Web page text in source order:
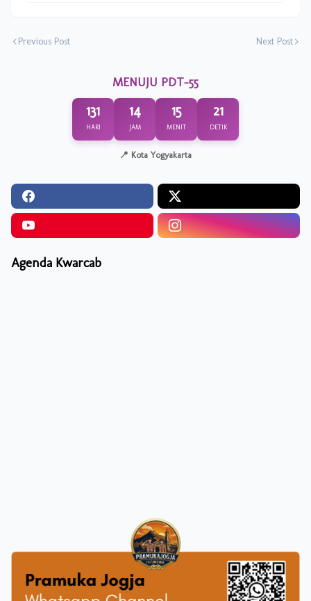
Previous Post Next Post
MENUJU PDT-55
131
HARI
14
JAM
15
MENIT
21
DETIK
📍 Kota Yogyakarta
Agenda Kwarcab